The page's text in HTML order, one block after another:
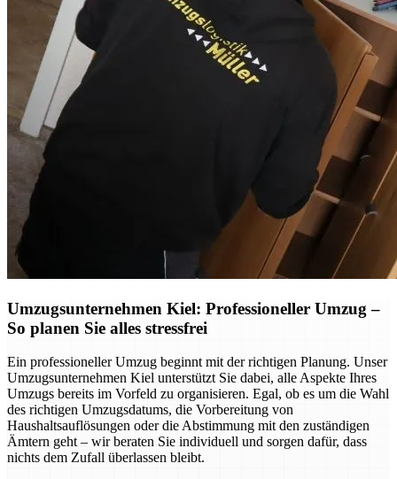
Umzugsunternehmen Kiel: Professioneller Umzug –
So planen Sie alles stressfrei
Ein professioneller Umzug beginnt mit der richtigen Planung. Unser
Umzugsunternehmen Kiel unterstützt Sie dabei, alle Aspekte Ihres
Umzugs bereits im Vorfeld zu organisieren. Egal, ob es um die Wahl
des richtigen Umzugsdatums, die Vorbereitung von
Haushaltsauflösungen oder die Abstimmung mit den zuständigen
Ämtern geht – wir beraten Sie individuell und sorgen dafür, dass
nichts dem Zufall überlassen bleibt.